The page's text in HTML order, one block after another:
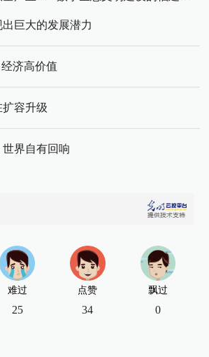
巨大的发展潜力
济高价值
容升级
界自有回响
难过
25
点赞
34
飘过
0